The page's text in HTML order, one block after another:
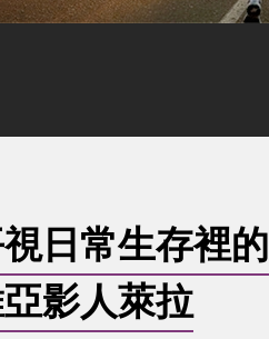
日常生存裡的
影人萊拉